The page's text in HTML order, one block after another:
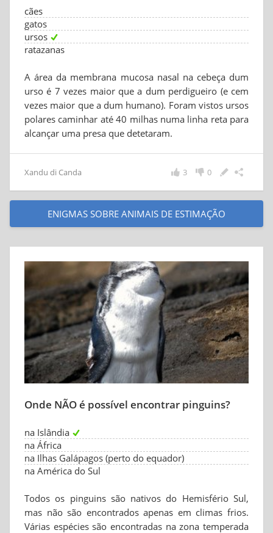
cães
gatos
ursos
ratazanas
A área da membrana mucosa nasal na cebeça dum
urso é 7 vezes maior que a dum perdigueiro (e cem
vezes maior que a dum humano). Foram vistos ursos
polares caminhar até 40 milhas numa linha reta para
alcançar uma presa que detetaram.
Xandu di Canda 0
3
ENIGMAS SOBRE ANIMAIS DE ESTIMAÇÃO
Onde NÃO é possível encontrar pinguins?
na Islândia
na África
na Ilhas Galápagos (perto do equador)
na América do Sul
Todos os pinguins são nativos do Hemisfério Sul,
mas não são encontrados apenas em climas frios.
Várias espécies são encontradas na zona temperada